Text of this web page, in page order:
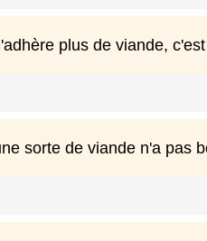
plus de viande,
sorte de viande n'a pas